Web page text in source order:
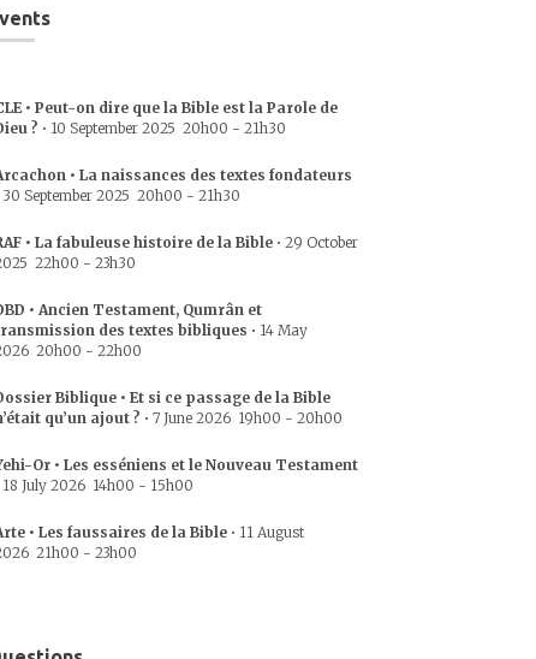
• Peut-on dire que la Bible est la Parole de
? • 10 September 2025 20h00 - 21h30
• La naissances des textes fondateurs
30 September 2025 20h00 - 21h30
• La fabuleuse histoire de la Bible • 29 October
22h00 - 23h30
• Ancien Testament, Qumrân et
des textes bibliques • 14 May
20h00 - 22h00
Biblique • Et si ce passage de la Bible
qu’un ajout ? • 7 June 2026 19h00 - 20h00
Or • Les esséniens et le Nouveau Testament
18 July 2026 14h00 - 15h00
• Les faussaires de la Bible • 11 August
21h00 - 23h00